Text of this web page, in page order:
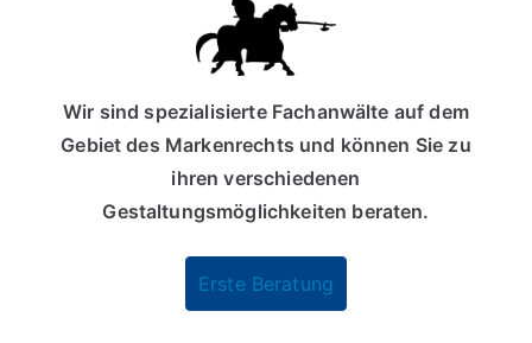
Wir sind spezialisierte Fachanwälte auf dem
Gebiet des Markenrechts und können Sie zu
ihren verschiedenen
Gestaltungsmöglichkeiten beraten.
Erste Beratung